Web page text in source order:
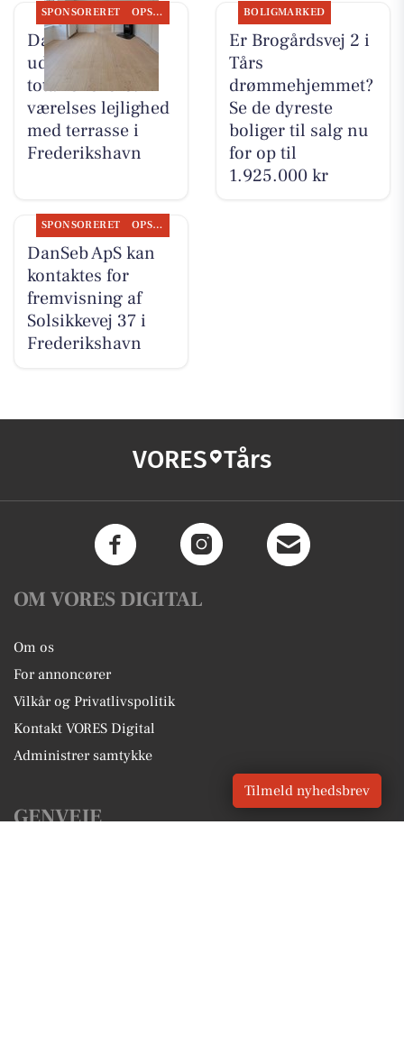
SPONSORERET OPSLAGSTAVLEN
DanSeb ApS
udlejer
totalrenoveret 2-
værelses lejlighed
med terrasse i
Frederikshavn
BOLIGMARKED
Er Brogårdsvej 2 i
Tårs
drømmehjemmet?
Se de dyreste
boliger til salg nu
for op til
1.925.000 kr
SPONSORERET OPSLAGSTAVLEN
DanSeb ApS kan
kontaktes for
fremvisning af
Solsikkevej 37 i
Frederikshavn
VORES Tårs
OM VORES DIGITAL
Om os
For annoncører
Vilkår og Privatlivspolitik
Kontakt VORES Digital
Administrer samtykke
GENVEJE
Tilmeld nyhedsbrev